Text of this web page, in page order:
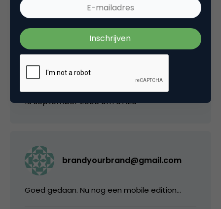
cijfers van kan / wil mailen en dat ik mijn
ongelijk toe moet geven hier.
ps, Max is van een IT bedrijf, geen bureau (met
bureau doel ik vooral op de creatieve
bureaus).
13 september 2008 om 07:26
brandyourbrand@gmail.com
Goed gedaan. Nu nog een mobile edition…